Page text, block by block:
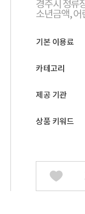
경주시 정류
소년금액,
기본 이용료
카테고리
제공 기관
상품 키워드